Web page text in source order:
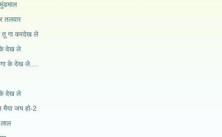
तलवार
तू गा करदेख ले
के देख ले
के देख ले....
के देख ले
जय हो-2